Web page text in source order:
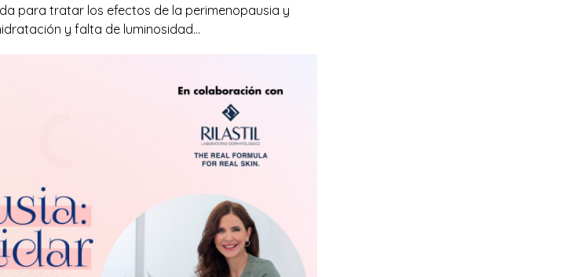
para tratar los efectos de la perimenopausia y
y falta de luminosidad…